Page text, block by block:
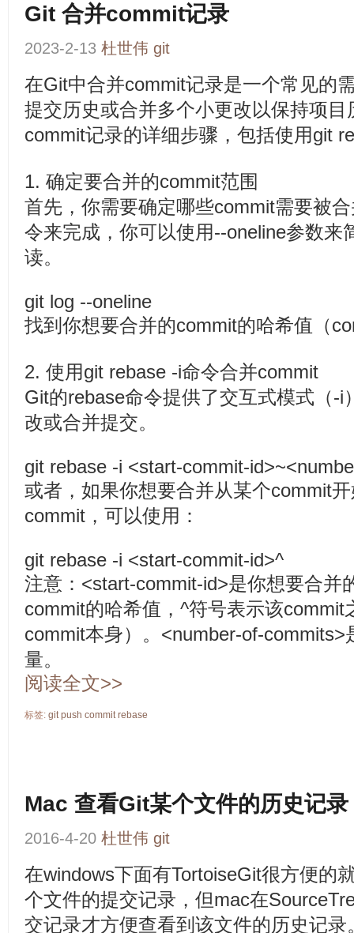
Git 合并commit记录
2023-2-13 杜世伟 git
在Git中合并commit记录是一个常见的
提交历史或合并多个小更改以保持项
commit记录的详细步骤，包括使用git
1. 确定要合并的commit范围
首先，你需要确定哪些commit需要被
令来完成，你可以使用--oneline参数来
读。
git log --oneline
找到你想要合并的commit的哈希值（
2. 使用git rebase -i命令合并commit
Git的rebase命令提供了交互式模式（-i
改或合并提交。
git rebase -i <start-commit-
或者，如果你想要合并从某个commit
commit，可以使用：
git rebase -i <start-commit-id>^
注意：<start-commit-id>是你想要合并
commit的哈希值，^符号表示该commit
commit本身）。<number-of-
量。
阅读全文>>
标签: git push commit rebase
Mac 查看Git某个文件的历史记录
2016-4-20 杜世伟 git
在windows下面有TortoiseGit很方便的
个文件的提交记录，但mac在
交记录才方便查看到该文件的历史记